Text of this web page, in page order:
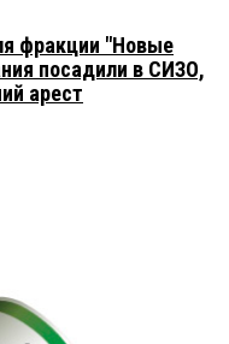
фракции "Новые
посадили в СИЗО,
арест